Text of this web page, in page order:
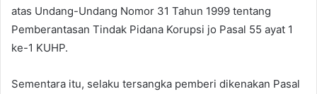
atas Undang-Undang Nomor 31 Tahun 1999 tentang
Pemberantasan Tindak Pidana Korupsi jo Pasal 55 ayat 1
ke-1 KUHP.
Sementara itu, selaku tersangka pemberi dikenakan Pasal